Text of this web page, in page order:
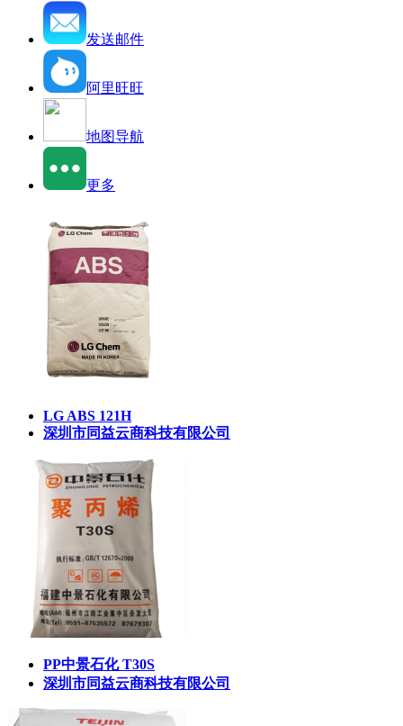
发送邮件
阿里旺旺
地图导航
更多
LG ABS 121H
深圳市同益云商科技有限公司
PP中景石化 T30S
深圳市同益云商科技有限公司